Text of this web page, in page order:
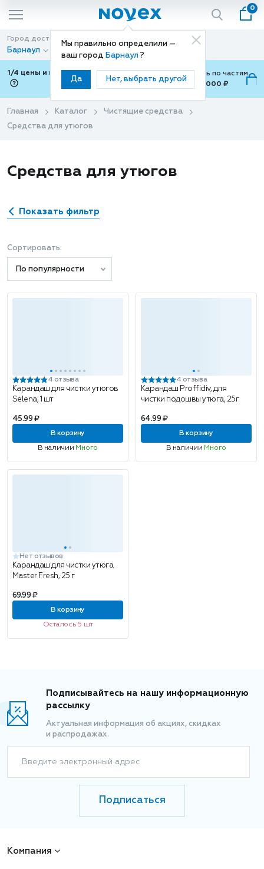
Мы правильно определили —
ваш город Барнаул ?
Да Нет, выбрать другой
0
Город доставки
Барнаул
Способ доставки
Доставка
1/4 цены и покупки ваши с Подели
Можно оплатить по частям
от 700 ₽ до 15,000 ₽
Главная Каталог
Чистящие средства
Средства для утюгов
Средства для утюгов
Показать фильтр
Сортировать:
По популярности
4 отзыва
Карандаш для чистки утюгов
Selena, 1 шт
45.99 ₽
В корзину
В наличии Много
4 отзыва
Карандаш Proffidiv, для
чистки подошвы утюга, 25г
64.99 ₽
В корзину
В наличии Много
Нет отзывов
Карандаш для чистки утюга
Master Fresh, 25 г
69.99 ₽
В корзину
Осталось 5 шт
Подписывайтесь на нашу информационную
рассылку
Актуальная информация об акциях, скидках
и распродажах.
Введите электронный адрес
Подписаться
Компания